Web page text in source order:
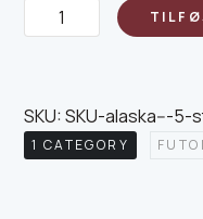
Alaska
-
antal
SKU:SKU-alaska---5-
1 CATEGORY